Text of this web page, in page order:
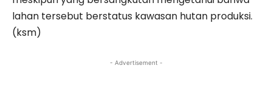
lahan tersebut berstatus kawasan hutan produksi.
(ksm)
- Advertisement -